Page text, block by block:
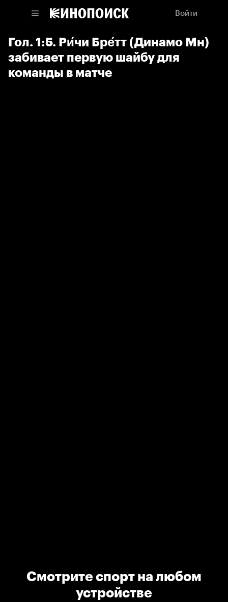
Войти
Гол. 1:5. Ри́чи Бре́тт (Динамо Мн)
забивает первую шайбу для
команды в матче
Смотрите спорт на любом
устройстве